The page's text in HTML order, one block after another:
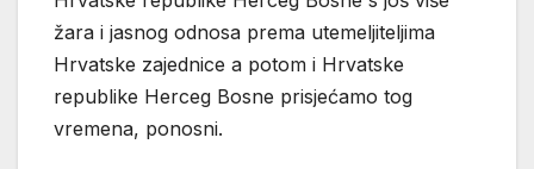
žara i jasnog odnosa prema utemeljiteljima
Hrvatske zajednice a potom i Hrvatske
republike Herceg Bosne prisjećamo tog
vremena, ponosni.